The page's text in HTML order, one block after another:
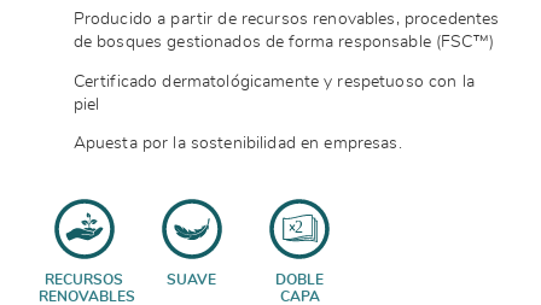
Producido a partir de recursos renovables, procedentes
de bosques gestionados de forma responsable (FSC™)
Certificado dermatológicamente y respetuoso con la
piel
Apuesta por la sostenibilidad en empresas.
RECURSOS
RENOVABLES
SUAVE
DOBLE
CAPA